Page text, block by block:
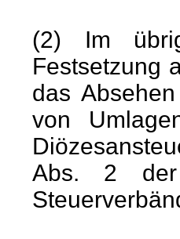
(2) Im
Festsetzung
das
von
Abs. 2 der